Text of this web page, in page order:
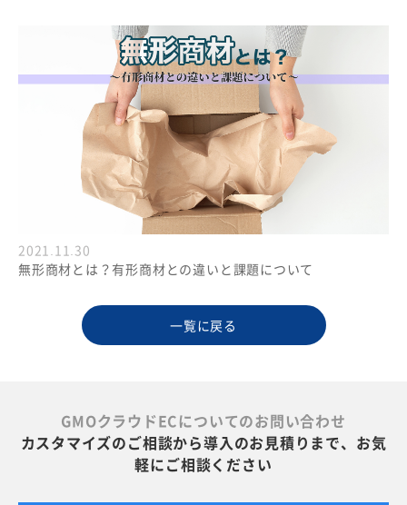
2021.11.30
無形商材とは？有形商材との違いと課題について
一覧に戻る
GMOクラウドECについてのお問い合わせ
カスタマイズのご相談から導入のお見積りまで、お気
軽にご相談ください